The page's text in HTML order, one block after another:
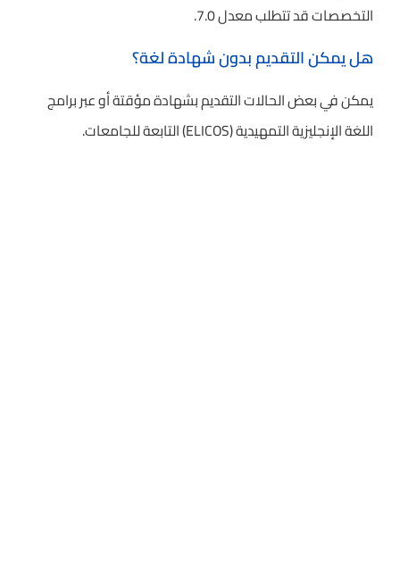
التخصصات قد تتطلب معدل 7.0.
هل يمكن التقديم بدون شهادة لغة؟
يمكن في بعض الحالات التقديم بشهادة مؤقتة أو عبر برامج
اللغة الإنجليزية التمهيدية (ELICOS) التابعة للجامعات.